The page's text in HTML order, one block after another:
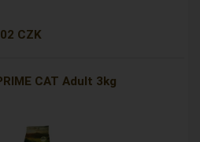
CZK
CAT Adult 3kg